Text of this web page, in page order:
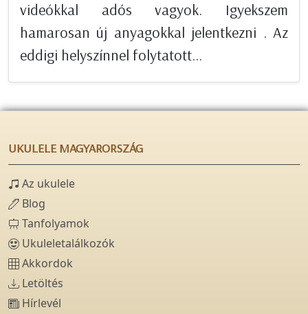
videókkal adós vagyok. Igyekszem
hamarosan új anyagokkal jelentkezni . Az
eddigi helyszínnel folytatott...
UKULELE MAGYARORSZÁG
Az ukulele
Blog
Tanfolyamok
Ukuleletalálkozók
Akkordok
Letöltés
Hírlevél